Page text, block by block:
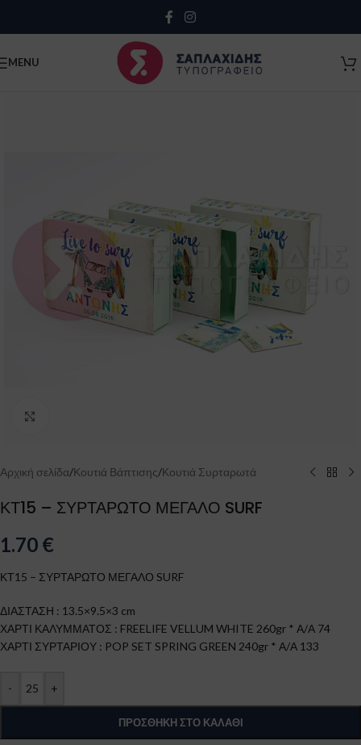
Κλείσιμο
MENU
Αρχική σελίδα/Κουτιά Βάπτισης/Κουτιά Συρταρωτά
ΚΤ15 – ΣΥΡΤΑΡΩΤΟ ΜΕΓΑΛΟ SURF
1.70 €
ΚΤ15 – ΣΥΡΤΑΡΩΤΟ ΜΕΓΑΛΟ SURF
ΔΙΑΣΤΑΣΗ : 13.5×9.5×3 cm
ΧΑΡΤΙ ΚΑΛΥΜΜΑΤΟΣ : FREELIFE VELLUM WHITE 260gr * Α/Α 74
ΧΑΡΤΙ ΣΥΡΤΑΡΙΟΥ : POP SET SPRING GREEN 240gr * Α/Α 133
- +
ΠΡΟΣΘΉΚΗ ΣΤΟ ΚΑΛΆΘΙ